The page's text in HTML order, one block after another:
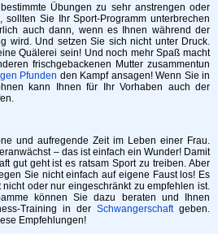
Übungen zu sehr anstrengen oder
sollten Sie Ihr Sport-Programm unterbrechen
auch dann, wenn es Ihnen während der
wird. Und setzen Sie sich nicht unter Druck.
Quälerei sein! Und noch mehr Spaß macht
frischgebackenen Mutter zusammentun
Pfunden den Kampf ansagen! Wenn Sie in
kann Ihnen für Ihr Vorhaben auch der
und aufregende Zeit im Leben einer Frau.
– das ist einfach ein Wunder! Damit
gut geht ist es ratsam Sport zu treiben. Aber
Sie nicht einfach auf eigene Faust los! Es
oder nur eingeschränkt zu empfehlen ist.
können Sie dazu beraten und Ihnen
Training in der Schwangerschaftgeben.
Empfehlungen!